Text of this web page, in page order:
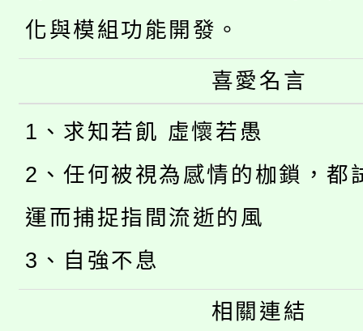
化與模組功能開發。
喜愛名言
1、求知若飢 虛懷若愚
2、任何被視為感情的枷鎖，都
運而捕捉指間流逝的風
3、自強不息
相關連結